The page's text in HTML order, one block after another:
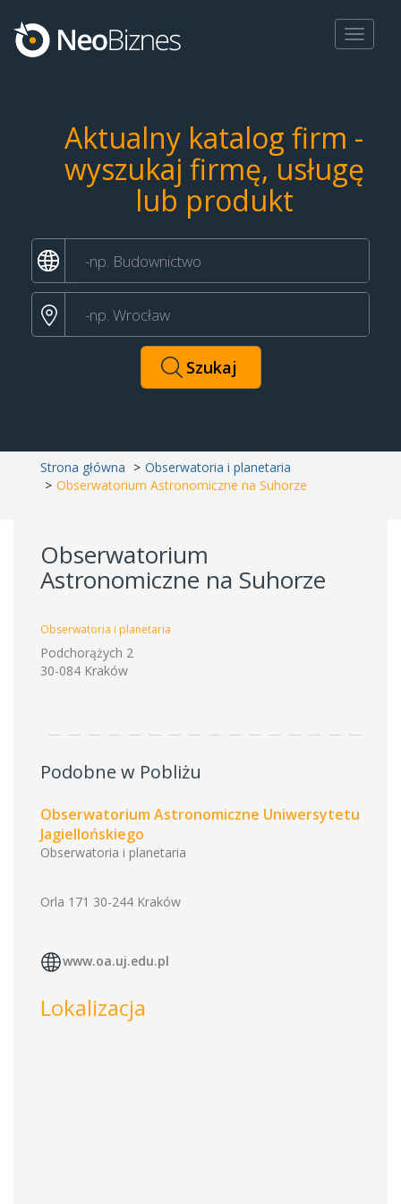
Toggle
Aktualny katalog firm -
wyszukaj firmę, usługę
lub produkt
Strona główna
Obserwatoria i planetaria
Obserwatorium Astronomiczne na Suhorze
Obserwatorium
Astronomiczne na Suhorze
Obserwatoria i planetaria
Podchorążych 2
30-084 Kraków
Podobne w Pobliżu
Obserwatorium Astronomiczne Uniwersytetu
Jagiellońskiego
Obserwatoria i planetaria
Orla 171 30-244 Kraków
www.oa.uj.edu.pl
Lokalizacja